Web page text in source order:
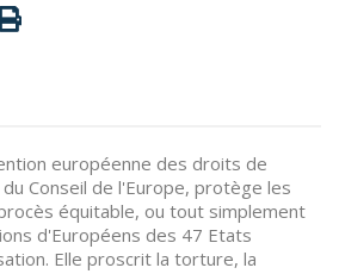
européenne des droits de
Conseil de l'Europe, protège les
équitable, ou tout simplement
d'Européens des 47 Etats
Elle proscrit la torture, la